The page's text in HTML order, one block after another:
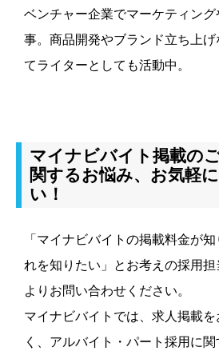
ベンチャー企業でマーケティン
事。商品開発やブランド立ち上
てライターとしても活動中。
マイナビバイト掲載の
関するお悩み、お気軽
い！
「マイナビバイトの掲載料金が
れを知りたい」とお考えの採用
よりお問い合わせください。
マイナビバイトでは、求人掲載
く、アルバイト・パート採用に